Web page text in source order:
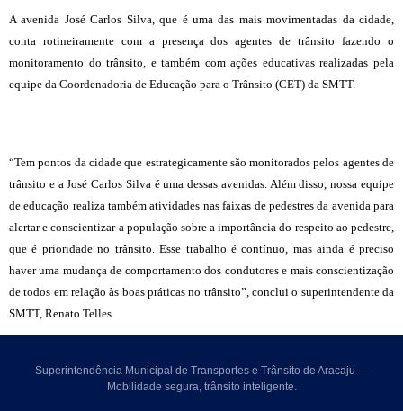
A avenida José Carlos Silva, que é uma das mais movimentadas da cidade,
conta rotineiramente com a presença dos agentes de trânsito fazendo o
monitoramento do trânsito, e também com ações educativas realizadas pela
equipe da Coordenadoria de Educação para o Trânsito (CET) da SMTT.
“Tem pontos da cidade que estrategicamente são monitorados pelos agentes de
trânsito e a José Carlos Silva é uma dessas avenidas. Além disso, nossa equipe
de educação realiza também atividades nas faixas de pedestres da avenida para
alertar e conscientizar a população sobre a importância do respeito ao pedestre,
que é prioridade no trânsito. Esse trabalho é contínuo, mas ainda é preciso
haver uma mudança de comportamento dos condutores e mais conscientização
de todos em relação às boas práticas no trânsito”, conclui o superintendente da
SMTT, Renato Telles.
Superintendência Municipal de Transportes e Trânsito de Aracaju —
Mobilidade segura, trânsito inteligente.